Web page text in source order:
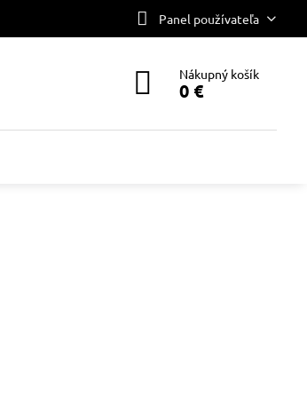
Panel používateľa
Nákupný košík
0 €